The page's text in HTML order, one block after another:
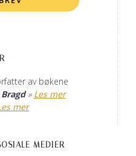
av bøkene
» Les mer
mer
MEDIER